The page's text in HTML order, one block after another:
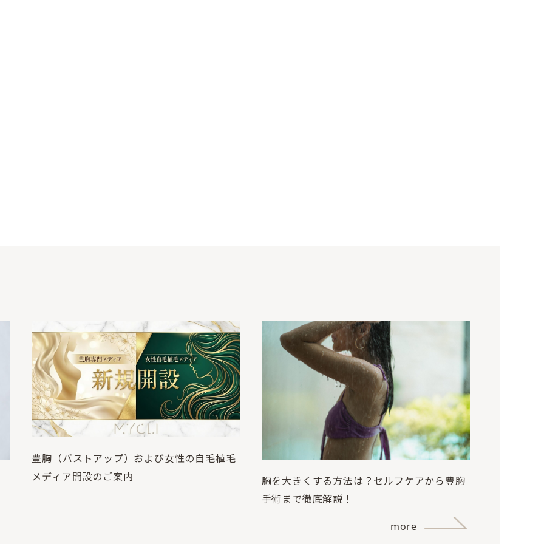
豊胸（バストアップ）および女性の自毛植毛
メディア開設のご案内
胸を大きくする方法は？セルフケアから豊胸
手術まで徹底解説！
more